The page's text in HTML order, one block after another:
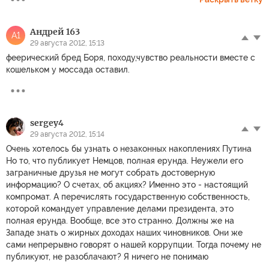
А1 Андрей 163
29 августа 2012, 15:13
феерический бред Боря, походу,чувство реальности вместе с
кошельком у моссада оставил.
sergey4
29 августа 2012, 15:14
Очень хотелось бы узнать о незаконных накоплениях Путина
Но то, что публикует Немцов, полная ерунда. Неужели его
заграничные друзья не могут собрать достоверную
информацию? О счетах, об акциях? Именно это - настоящий
компромат. А перечислять государственную собственность,
которой командует управление делами президента, это
полная ерунда. Вообще, все это странно. Должны же на
Западе знать о жирных доходах наших чиновников. Они же
сами непрерывно говорят о нашей коррупции. Тогда почему не
публикуют, не разоблачают? Я ничего не понимаю